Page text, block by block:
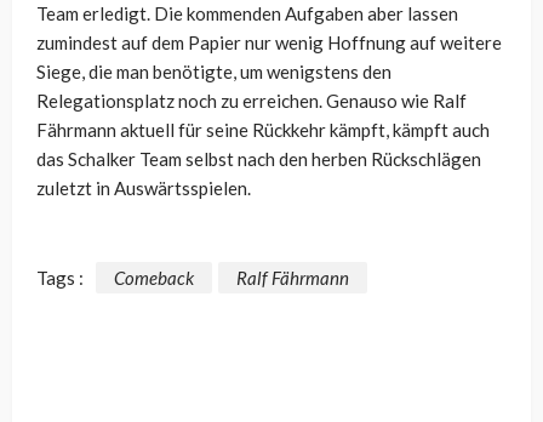
Team erledigt. Die kommenden Aufgaben aber lassen
zumindest auf dem Papier nur wenig Hoffnung auf weitere
Siege, die man benötigte, um wenigstens den
Relegationsplatz noch zu erreichen. Genauso wie Ralf
Fährmann aktuell für seine Rückkehr kämpft, kämpft auch
das Schalker Team selbst nach den herben Rückschlägen
zuletzt in Auswärtsspielen.
Tags : Comeback Ralf Fährmann